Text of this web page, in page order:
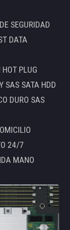
SEGURIDAD
DATA
PLUG
SAS SATA HDD
DURO SAS
24/7
MANO